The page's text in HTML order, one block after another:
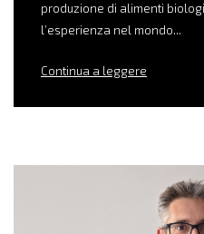
produzione di alimenti
l’esperienza nel mondo...
Continua a leggere